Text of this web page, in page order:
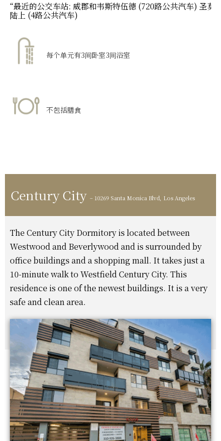
“最近的公交车站: 威郡和韦斯特伍德 (720路公共汽车) 圣莫
陆上 (4路公共汽车)
每个单元有3间卧室3间浴室
不包括膳食
Century City – 10269 Santa Monica Blvd, Los Angeles
The Century City Dormitory is located between
Westwood and Beverlywood and is surrounded by
office buildings and a shopping mall. It takes just a
10-minute walk to Westfield Century City. This
residence is one of the newest buildings. It is a very
safe and clean area.